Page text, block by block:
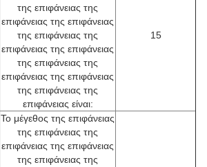
της επιφάνειας της
επιφάνειας της επιφάνειας
της επιφάνειας της
επιφάνειας της επιφάνειας
της επιφάνειας της
επιφάνειας της επιφάνειας
της επιφάνειας της
επιφάνειας είναι:
15
Το μέγεθος της επιφάνειας
της επιφάνειας της
επιφάνειας της επιφάνειας
της επιφάνειας της